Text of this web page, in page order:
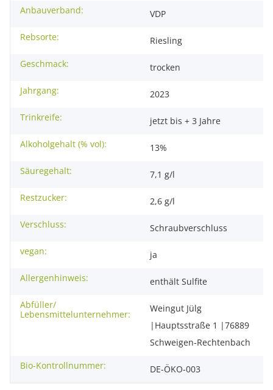
Anbauverband:
VDP
Rebsorte:
Riesling
Geschmack:
trocken
Jahrgang:
2023
Trinkreife:
jetzt bis + 3 Jahre
Alkoholgehalt (% vol):
13%
Säuregehalt:
7,1 g/l
Restzucker:
2,6 g/l
Verschluss:
Schraubverschluss
vegan:
ja
Allergenhinweis:
enthält Sulfite
Abfüller/
Lebensmittelunternehmer:
Weingut Jülg
|Hauptsstraße 1 |76889
Schweigen-Rechtenbach
Bio-Kontrollnummer:
DE-ÖKO-003